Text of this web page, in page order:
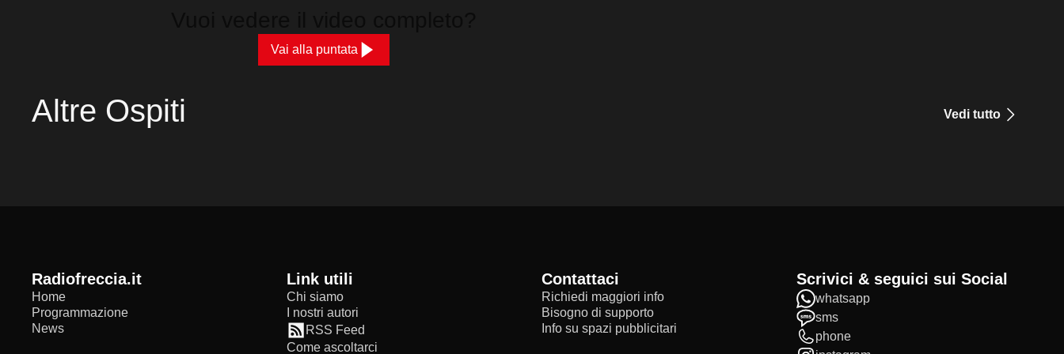
Vai alla puntata
Altre Ospiti Vedi tutto
radiofreccia.it
Home
Programmazione
News
Link utili
Chi siamo
I nostri autori
RSS Feed
Come ascoltarci
Contattaci
Richiedi maggiori info
Bisogno di supporto
Info su spazi pubblicitari
Scrivici & seguici sui Social
whatsapp
sms
phone